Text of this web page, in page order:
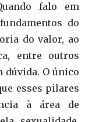
falo em
do
do valor, ao
entre outros
dúvida. O único
esses pilares
à área de